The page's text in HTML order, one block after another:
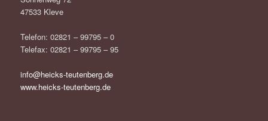
47533 Kleve
Telefon: 02821 – 99795 – 0
Telefax: 02821 – 99795 – 95
info@heicks-teutenberg.de
www.heicks-teutenberg.de